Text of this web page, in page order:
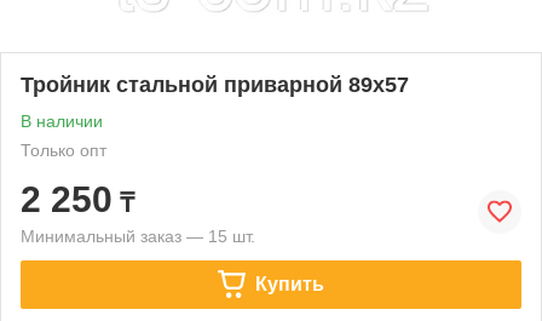
Тройник стальной приварной 89х57
В наличии
Только опт
2 250 ₸
Минимальный заказ — 15 шт.
Купить